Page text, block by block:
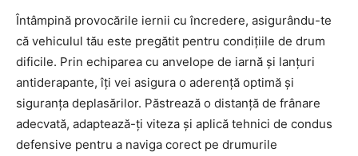
Întâmpină provocările iernii cu încredere, asigurându-te
că vehiculul tău este pregătit pentru condițiile de drum
dificile. Prin echiparea cu anvelope de iarnă și lanțuri
antiderapante, îți vei asigura o aderență optimă și
siguranța deplasărilor. Păstrează o distanță de frânare
adecvată, adaptează-ți viteza și aplică tehnici de condus
defensive pentru a naviga corect pe drumurile